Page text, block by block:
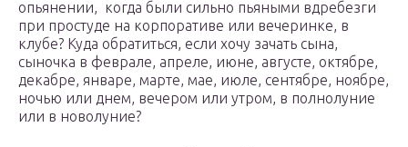
опьянении, когда были сильно пьяными вдребезги
при простуде на корпоративе или вечеринке, в
клубе? Куда обратиться, если хочу зачать сына,
сыночка в феврале, апреле, июне, августе, октябре,
декабре, январе, марте, мае, июле, сентябре, ноябре,
ночью или днем, вечером или утром, в полнолуние
или в новолуние?